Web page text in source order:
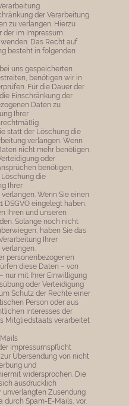
der Verarbeitung
zu verlangen. Hierzu
der im Impressum
Das Recht auf
besteht in folgenden
uns gespeicherten
benötigen wir in
Für die Dauer der
Einschränkung der
Daten zu
Ihrer
statt der Löschung die
verlangen. Wenn
nicht mehr benötigen,
oder
benötigen,
die
Ihrer
Wenn Sie einen
DSGVO eingelegt haben,
Ihren und unseren
Solange noch nicht
haben Sie das
Ihrer
personenbezogenen
diese Daten – von
nur mit Ihrer Einwilligung
oder Verteidigung
Schutz der Rechte einer
Person oder aus
Interesses der
Mitgliedstaats verarbeitet
Impressumspflicht
Übersendung von nicht
und
widersprochen. Die
ausdrücklich
unverlangten Zusendung
Spam-E-Mails, vor.